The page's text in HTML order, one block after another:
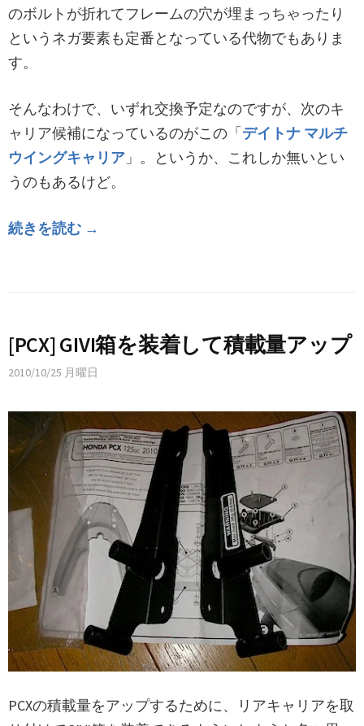
のボルトが折れてフレームの穴が埋まっちゃったり
というネガ要素も定番となっている代物でもありま
す。
そんなわけで、いずれ交換予定なのですが、次のキ
ャリア候補になっているのがこの「デイトナ マルチ
ウイングキャリア 」。というか、これしか無いとい
うのもあるけど。
続きを読む →
[PCX] GIVI箱を装着して積載量アップ
2010/10/25 月曜日
PCXの積載量をアップするために、リアキャリアを取